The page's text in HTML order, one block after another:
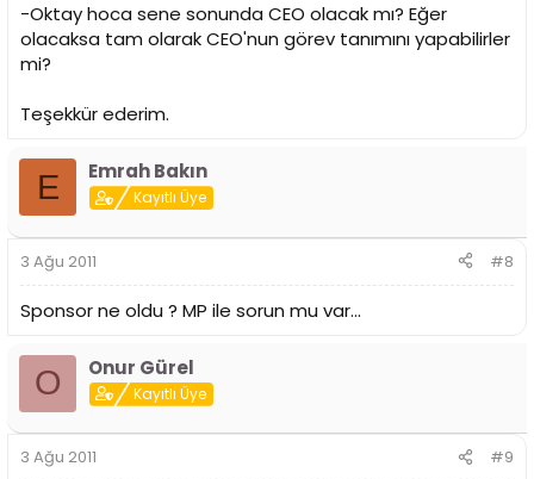
-Oktay hoca sene sonunda CEO olacak mı? Eğer
olacaksa tam olarak CEO'nun görev tanımını yapabilirler
mi?
Teşekkür ederim.
E Emrah Bakın
Kayıtlı Üye
3 Ağu 2011 #8
Sponsor ne oldu ? MP ile sorun mu var...
O Onur Gürel
Kayıtlı Üye
3 Ağu 2011 #9